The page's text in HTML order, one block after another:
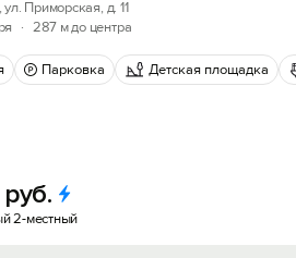
Приморская, д. 11
· 287 м до центра
Парковка Детская площадка
руб.
2-местный
промокод